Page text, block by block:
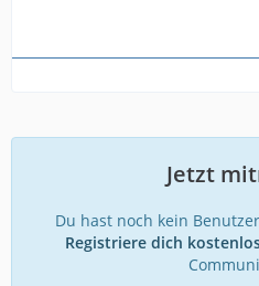
Jetzt
Du hast noch kein
Registriere dich